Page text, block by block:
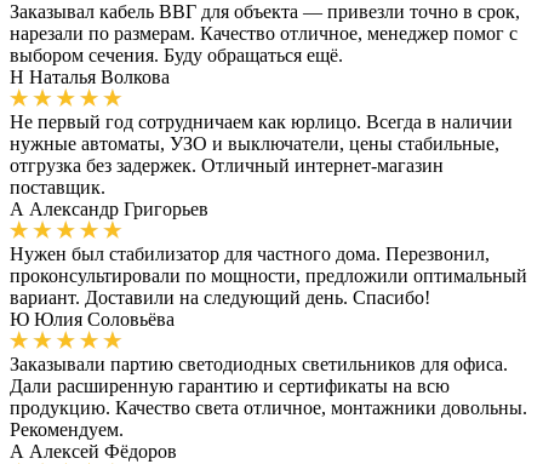
Заказывал кабель ВВГ для объекта — привезли точно в срок,
нарезали по размерам. Качество отличное, менеджер помог с
выбором сечения. Буду обращаться ещё.
Н Наталья Волкова
Не первый год сотрудничаем как юрлицо. Всегда в наличии
нужные автоматы, УЗО и выключатели, цены стабильные,
отгрузка без задержек. Отличный интернет-магазин
поставщик.
А Александр Григорьев
Нужен был стабилизатор для частного дома. Перезвонил,
проконсультировали по мощности, предложили оптимальный
вариант. Доставили на следующий день. Спасибо!
Ю Юлия Соловьёва
Заказывали партию светодиодных светильников для офиса.
Дали расширенную гарантию и сертификаты на всю
продукцию. Качество света отличное, монтажники довольны.
Рекомендуем.
А Алексей Фёдоров